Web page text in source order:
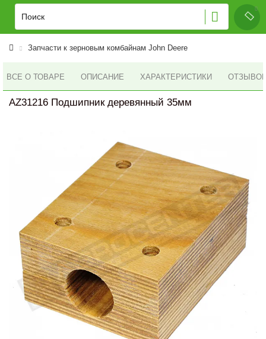
Запчасти к зерновым комбайнам John Deere
ВСЕ О ТОВАРЕ ОПИСАНИЕ ХАРАКТЕРИСТИКИ ОТЗЫВОВ
AZ31216 Подшипник деревянный 35мм